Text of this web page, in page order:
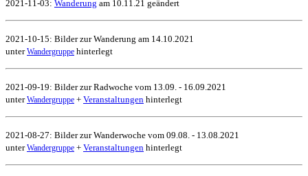
2021-11-03: Wanderung am 10.11.21 geändert
2021-10-15: Bilder zur Wanderung am 14.10.2021
unterWandergruppe hinterlegt
2021-09-19: Bilder zur Radwoche vom 13.09. - 16.09.2021
unterWandergruppe + Veranstaltungen hinterlegt
2021-08-27: Bilder zur Wanderwoche vom 09.08. - 13.08.2021
unterWandergruppe + Veranstaltungen hinterlegt